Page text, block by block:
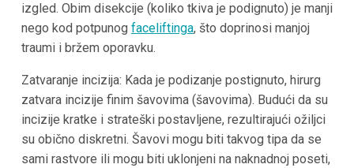
izgled. Obim disekcije (koliko tkiva je podignuto) je manji
nego kod potpunog faceliftinga, što doprinosi manjoj
traumi i bržem oporavku.
Zatvaranje incizija: Kada je podizanje postignuto, hirurg
zatvara incizije finim šavovima (šavovima). Budući da su
incizije kratke i strateški postavljene, rezultirajući ožiljci
su obično diskretni. Šavovi mogu biti takvog tipa da se
sami rastvore ili mogu biti uklonjeni na naknadnoj poseti,